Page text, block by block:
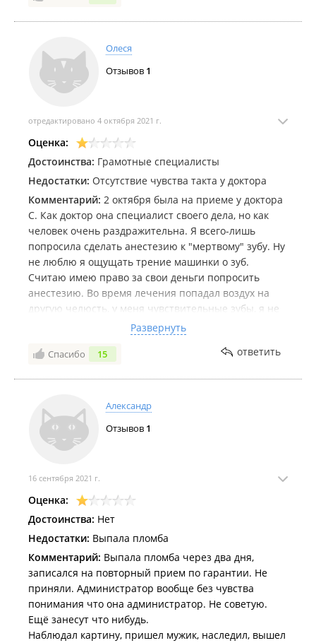
Олеся
Отзывов 1
отредактировано 4 октября 2021 г.
Оценка:
Достоинства: Грамотные специалисты
Недостатки: Отсутствие чувства такта у доктора
Комментарий: 2 октября была на приеме у доктора
С. Как доктор она специалист своего дела, но как
человек очень раздражительна. Я всего-лишь
попросила сделать анестезию к "мертвому" зубу. Ну
не люблю я ощущать трение машинки о зуб.
Считаю имею право за свои деньги попросить
анестезию. Во время лечения попадал воздух на
другую челюсть, у меня чувствительные зубы, я не
произвольно зажмурила глаза от резкой боли, не
знала, что такое может быть. Дождавшись, пока я не
смогу ответить, начала нервно высказывать, что я
конце что бы я молчала и ничего не отвечала.
Лечение прошло в резком формате и
переглядыванием взглядом и ухмылками с
медсестрой. Вроде взрослые образованные люди и
Развернуть
Спасибо 15 ответить
Александр
Отзывов 1
16 сентября 2021 г.
Оценка:
Достоинства: Нет
Недостатки: Выпала пломба
Комментарий: Выпала пломба через два дня,
записался на повторный прием по гарантии. Не
приняли. Администратор вообще без чувства
понимания что она администратор. Не советую.
Ещё занесут что нибудь.
Наблюдал картину, пришел мужик, наследил, вышел